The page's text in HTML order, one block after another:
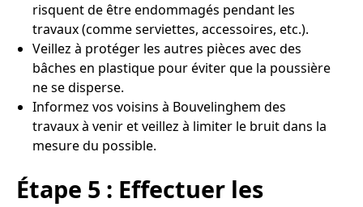
risquent de être endommagés pendant les
travaux (comme serviettes, accessoires, etc.).
Veillez à protéger les autres pièces avec des
bâches en plastique pour éviter que la poussière
ne se disperse.
Informez vos voisins à Bouvelinghem des
travaux à venir et veillez à limiter le bruit dans la
mesure du possible.
Étape 5 : Effectuer les